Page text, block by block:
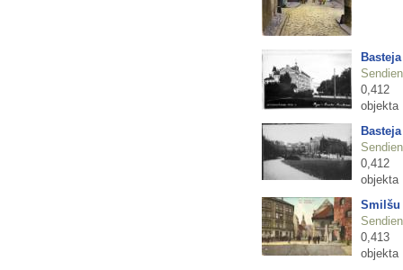
objekta
objekta
Smilšu
objekta